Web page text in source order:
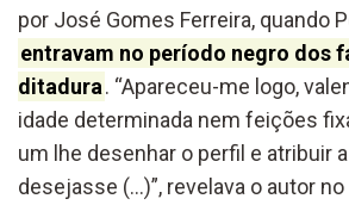
por José Gomes Ferreira, quando
entravam no período negro dos
ditadura. “Apareceu-me logo,
idade determinada nem feições
um lhe desenhar o perfil e atribuir
desejasse (…)”, revelava o autor